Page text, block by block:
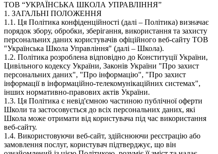
ТОВ “УКРАЇНСЬКА ШКОЛА УПРАВЛІННЯ”
1. ЗАГАЛЬНІ ПОЛОЖЕННЯ
1.1. Ця Політика конфіденційності (далі – Політика) визначає
порядок збору, обробки, зберігання, використання та захисту
персональних даних користувачів офіційного веб-сайту ТОВ
"Українська Школа Управління" (далі – Школа).
1.2. Політика розроблена відповідно до Конституції України,
Цивільного кодексу України, Законів України "Про захист
персональних даних", "Про інформацію", "Про захист
інформації в інформаційно-телекомунікаційних системах",
інших нормативно-правових актів України.
1.3. Ця Політика є невід'ємною частиною публічної оферти
Школи та застосовується до всіх персональних даних, які
Школа може отримати від користувача під час використання
веб-сайту.
1.4. Використовуючи веб-сайт, здійснюючи реєстрацію або
замовлення послуг, користувач підтверджує, що він